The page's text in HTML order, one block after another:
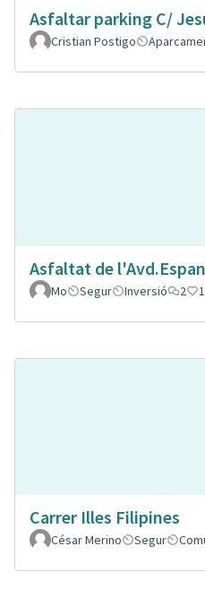
Asfaltar parking C/
Cristian Postigo
Asfaltat de
Mo
Segur Inversió 2 1
Carrer Illes Filipines
César Merino
Segur